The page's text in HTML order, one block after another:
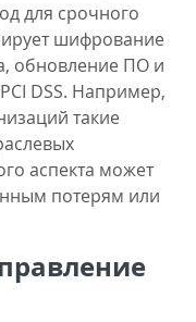
для срочного
шифрование
обновление ПО и
DSS. Например,
такие
аспекта может
потерям или